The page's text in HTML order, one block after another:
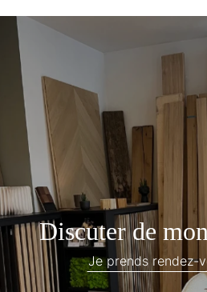
Discuter de
Je prends rendez-